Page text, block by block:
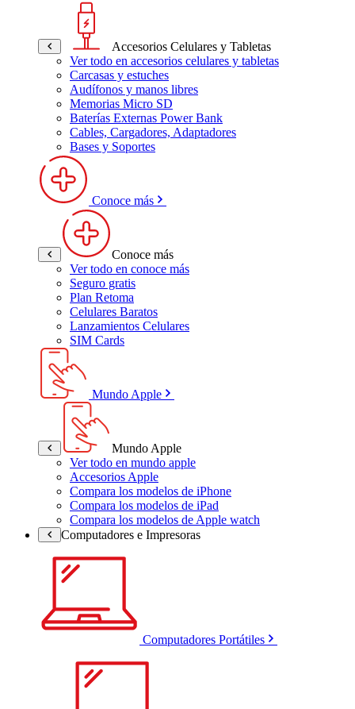
Accesorios Celulares y Tabletas
Ver todo en accesorios celulares y tabletas
Carcasas y estuches
Audífonos y manos libres
Memorias Micro SD
Baterías Externas Power Bank
Cables, Cargadores, Adaptadores
Bases y Soportes
Conoce más
Conoce más
Ver todo en conoce más
Seguro gratis
Plan Retoma
Celulares Baratos
Lanzamientos Celulares
SIM Cards
Mundo Apple
Mundo Apple
Ver todo en mundo apple
Accesorios Apple
Compara los modelos de iPhone
Compara los modelos de iPad
Compara los modelos de Apple watch
Computadores e Impresoras
Computadores Portátiles